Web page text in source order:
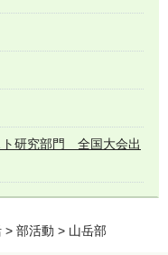
研究部門 全国大会出
> 部活動 > 山岳部